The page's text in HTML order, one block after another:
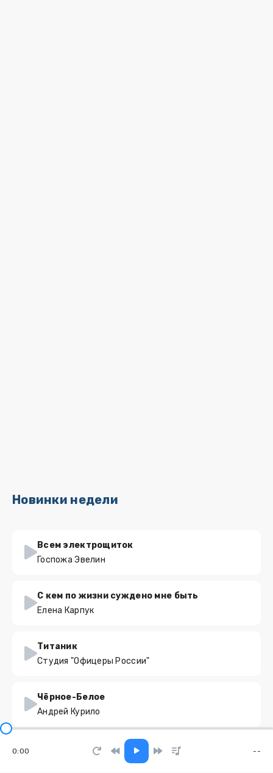
Новинки недели
Всем электрощиток
Госпожа Эвелин
С кем по жизни суждено мне быть
Елена Карпук
Титаник
Студия "Офицеры России"
Чёрное-Белое
Андрей Курило
Ой, Угости Меня, Милок
0:00 --